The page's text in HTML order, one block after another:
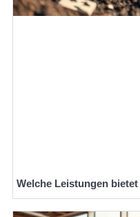
Welche Leistungen